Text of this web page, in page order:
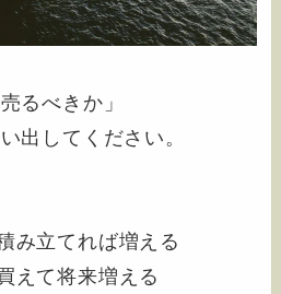
るべきか」
出してください。
み立てれば増える
えて将来増える